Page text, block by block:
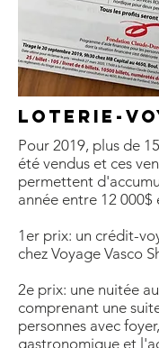
Loterie-
Pour 2019, plus de
été vendus et ces
permettent
année entre 12 000$
1er prix: un crédit-
chez Voyage Vasco
2e prix: une nuitée
comprenant une
personnes avec
gastronomique et